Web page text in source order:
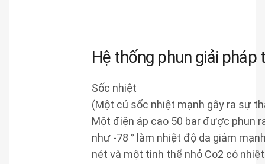
Hệ thống phun giải pháp
Sốc nhiệt
(Một cú sốc nhiệt mạnh gây ra sự
Một điện áp cao 50 bar được phun
như -78 ° làm nhiệt độ da giảm
nét và một tinh thể nhỏ Co2 có